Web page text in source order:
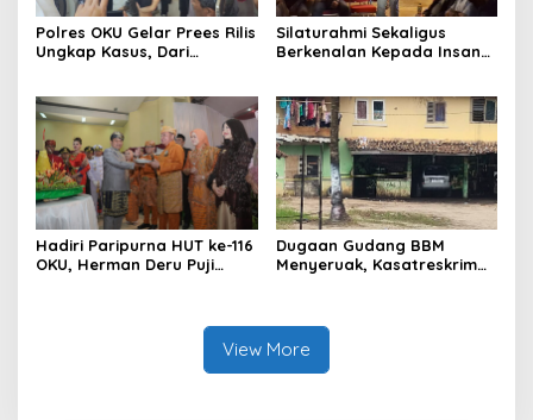
Polres OKU Gelar Prees Rilis
Ungkap Kasus, Dari
Silaturahmi Sekaligus
Berkenalan Kepada Insan
Bareng
Hadiri Paripurna HUT ke-116
OKU, Herman Deru Puji
Dugaan Gudang BBM
Menyeruak, Kasatreskrim
View More